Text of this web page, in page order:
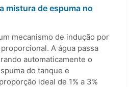
mistura de espuma no
mecanismo de indução por
A água passa
automaticamente o
do tanque e
ideal de 1% a 3%